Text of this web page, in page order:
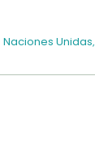
Naciones Unidas,